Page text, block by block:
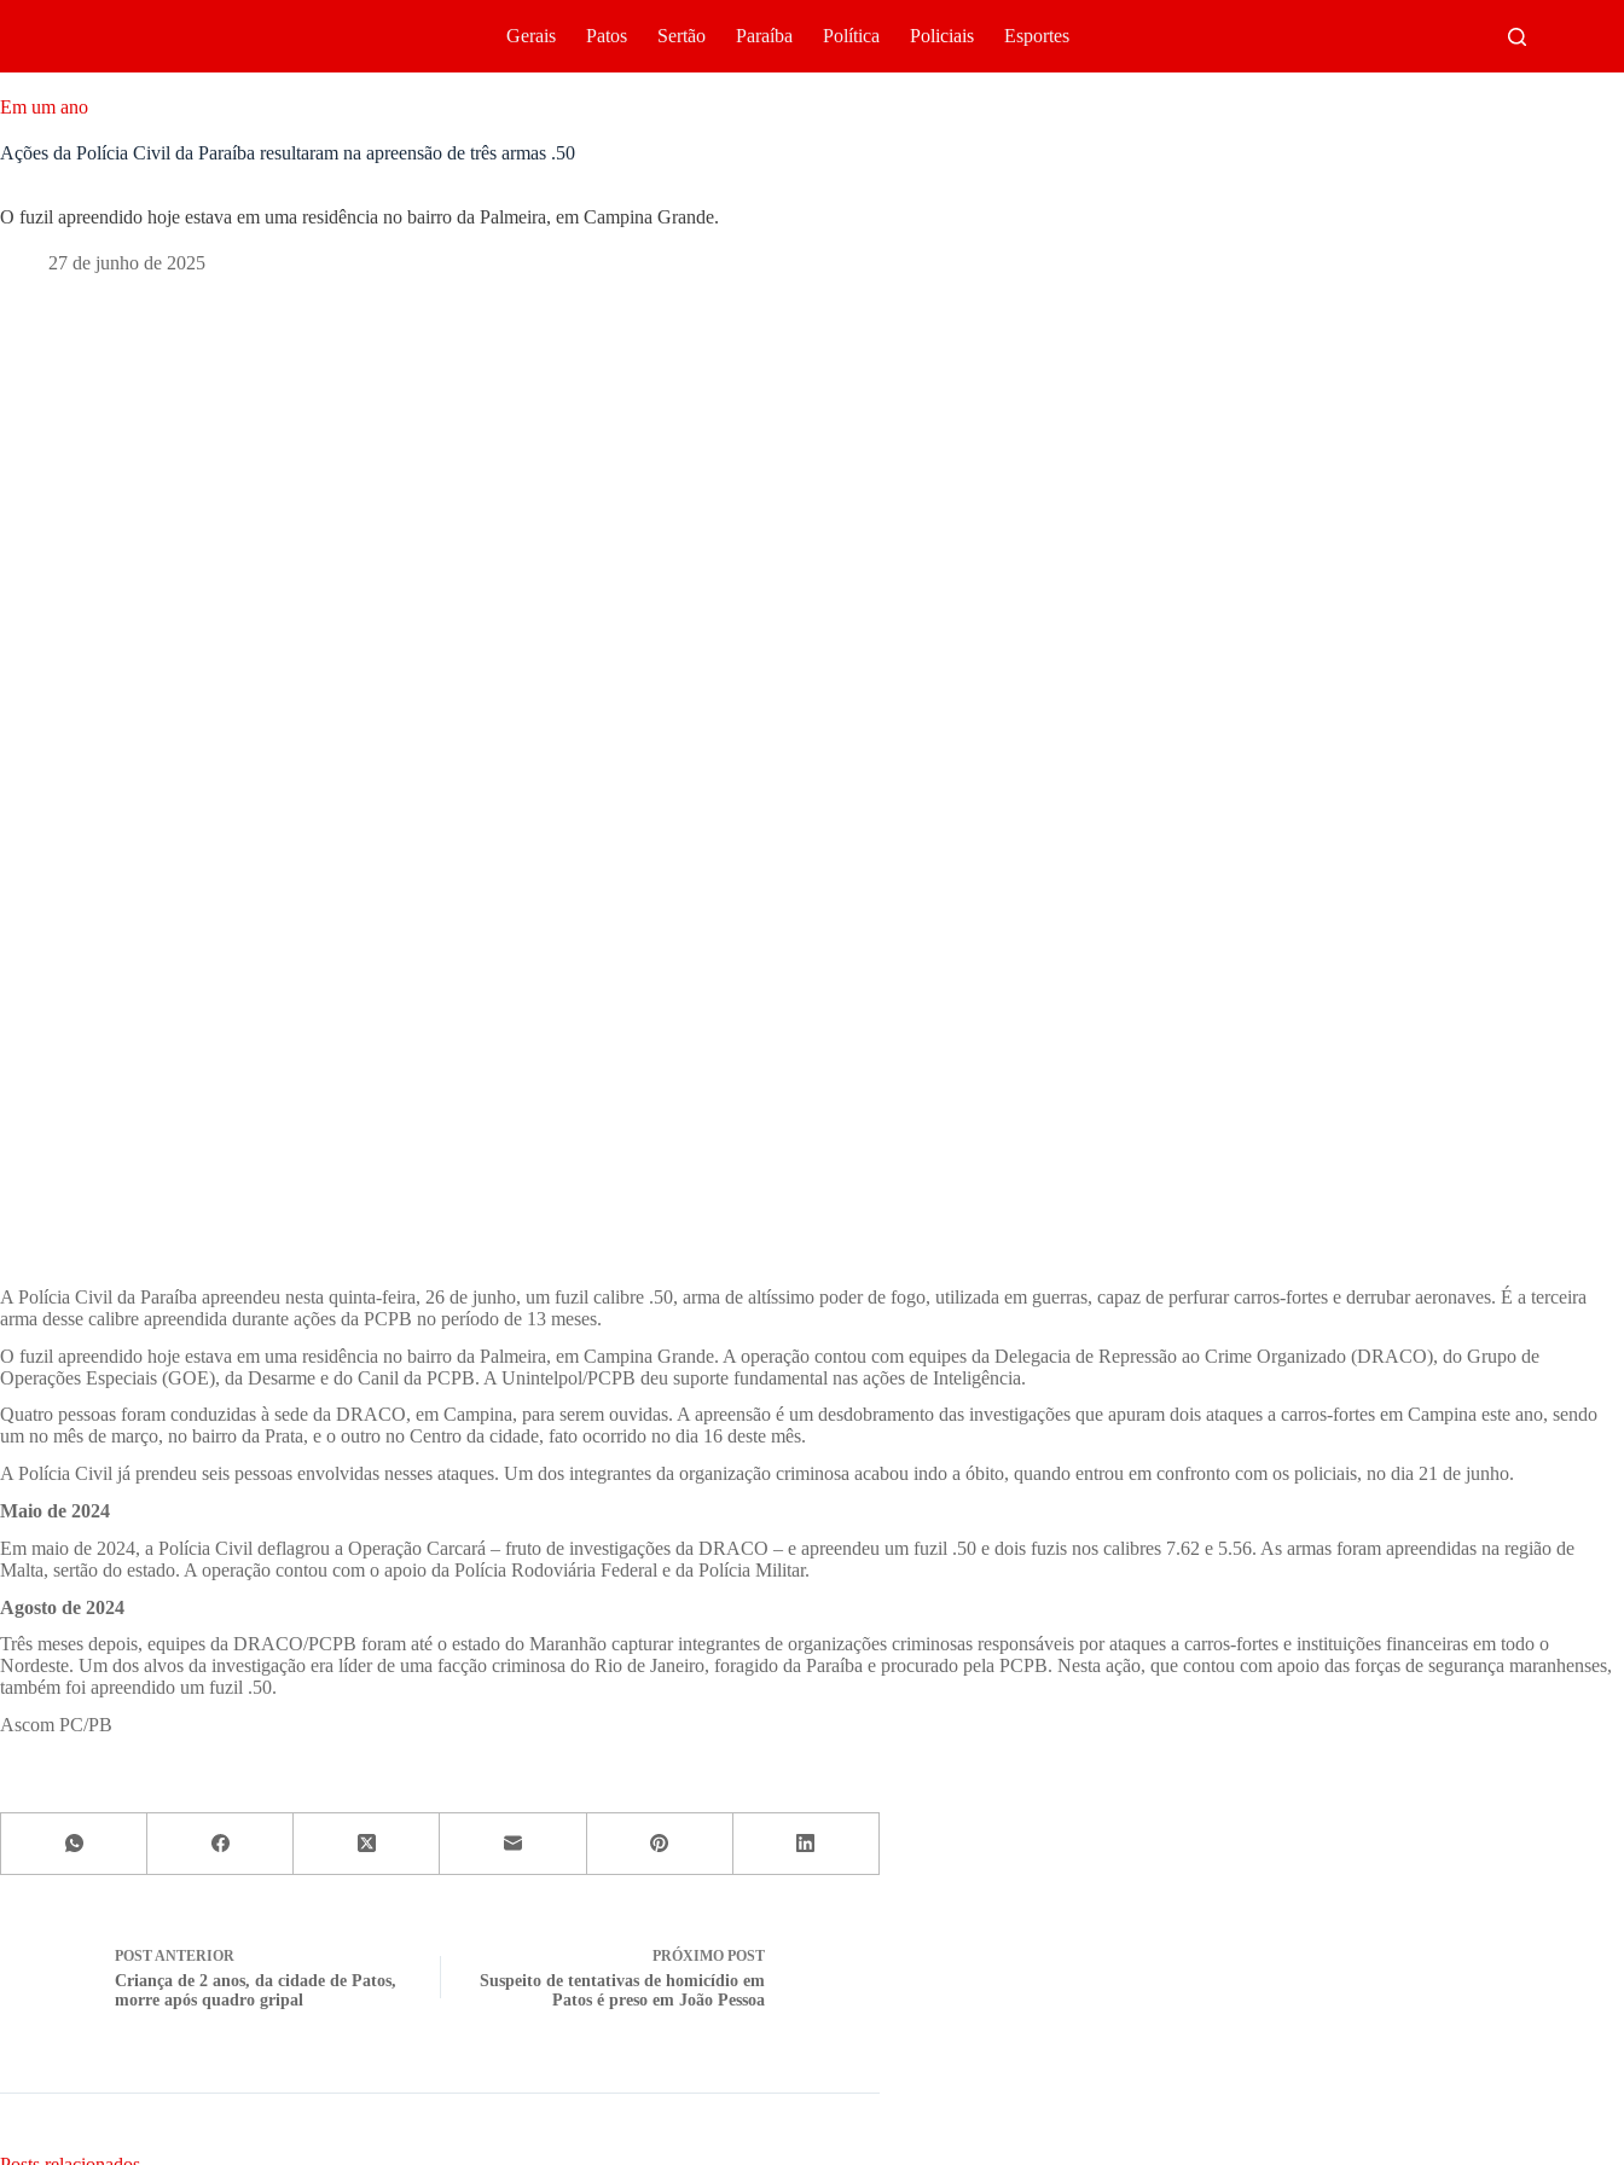
Gerais Patos Sertão Paraíba Política Policiais Esportes
Em um ano
Ações da Polícia Civil da Paraíba resultaram na apreensão de três armas .50
O fuzil apreendido hoje estava em uma residência no bairro da Palmeira, em Campina Grande.
27 de junho de 2025
A Polícia Civil da Paraíba apreendeu nesta quinta-feira, 26 de junho, um fuzil calibre .50, arma de altíssimo poder de fogo, utilizada em guerras, capaz de perfurar carros-fortes e derrubar aeronaves. É a terceira
arma desse calibre apreendida durante ações da PCPB no período de 13 meses.
O fuzil apreendido hoje estava em uma residência no bairro da Palmeira, em Campina Grande. A operação contou com equipes da Delegacia de Repressão ao Crime Organizado (DRACO), do Grupo de
Operações Especiais (GOE), da Desarme e do Canil da PCPB. A Unintelpol/PCPB deu suporte fundamental nas ações de Inteligência.
Quatro pessoas foram conduzidas à sede da DRACO, em Campina, para serem ouvidas. A apreensão é um desdobramento das investigações que apuram dois ataques a carros-fortes em Campina este ano, sendo
um no mês de março, no bairro da Prata, e o outro no Centro da cidade, fato ocorrido no dia 16 deste mês.
A Polícia Civil já prendeu seis pessoas envolvidas nesses ataques. Um dos integrantes da organização criminosa acabou indo a óbito, quando entrou em confronto com os policiais, no dia 21 de junho.
Maio de 2024
Em maio de 2024, a Polícia Civil deflagrou a Operação Carcará – fruto de investigações da DRACO – e apreendeu um fuzil .50 e dois fuzis nos calibres 7.62 e 5.56. As armas foram apreendidas na região de
Malta, sertão do estado. A operação contou com o apoio da Polícia Rodoviária Federal e da Polícia Militar.
Agosto de 2024
Três meses depois, equipes da DRACO/PCPB foram até o estado do Maranhão capturar integrantes de organizações criminosas responsáveis por ataques a carros-fortes e instituições financeiras em todo o
Nordeste. Um dos alvos da investigação era líder de uma facção criminosa do Rio de Janeiro, foragido da Paraíba e procurado pela PCPB. Nesta ação, que contou com apoio das forças de segurança maranhenses,
também foi apreendido um fuzil .50.
Ascom PC/PB
POSTANTERIOR
Criança de 2 anos, da cidade de Patos,
morre após quadro gripal
PRÓXIMO POST
Suspeito de tentativas de homicídio em
Patos é preso em João Pessoa